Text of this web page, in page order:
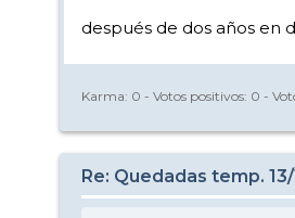
después de dos años en
Karma: 0 - Votos positivos: 0 -
Re: Quedadas temp.